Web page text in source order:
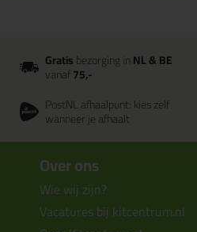
Gratisbezorging inNL & BE
vanaf75,-
PostNL afhaalpunt: kies zelf
wanneer je afhaalt
Over ons
Wie wij zijn?
Vacatures bij kitcentrum.nl